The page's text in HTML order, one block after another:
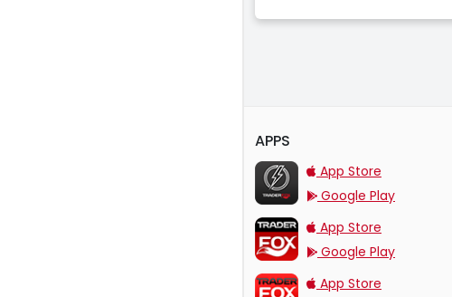
APPS
TraderFox Flash
App Store
Google Play
TraderFox App
App Store
Google Play
TraderFox Pro
App Store